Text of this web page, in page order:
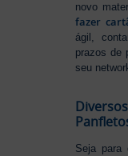
novo
fazer
ágil,
prazos de
seu
Seja para